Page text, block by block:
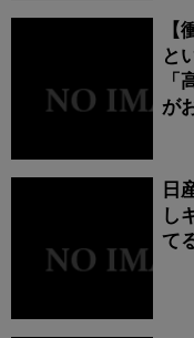
と
が
日
し
て